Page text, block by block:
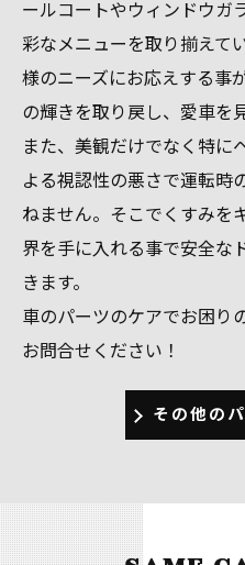
ールコートやウィンドウガ
彩なメニューを取り揃えて
様のニーズにお応えする事
の輝きを取り戻し、愛車
また、美観だけでなく特に
よる視認性の悪さで運転時
ねません。そこでくすみを
界を手に入れる事で安全な
きます。
車のパーツのケアでお困り
お問合せください！
その他の